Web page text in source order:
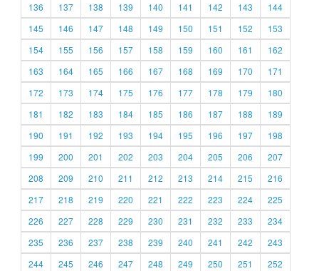
136
137 138 139 140 141 142 143
144
145
146 147 148 149 150 151 152
153
154
155 156 157 158 159 160 161
162
163
164 165 166 167 168 169 170
171
172
173 174 175 176 177 178 179
180
181
182 183 184 185 186 187 188
189
190
191 192 193 194 195 196 197
198
199
200 201 202 203 204 205 206
207
208
209 210 211 212 213 214 215
216
217
218 219 220 221 222 223 224
225
226
227 228 229 230 231 232 233
234
235
236 237 238 239 240 241 242
243
244
245 246 247 248 249 250 251 252